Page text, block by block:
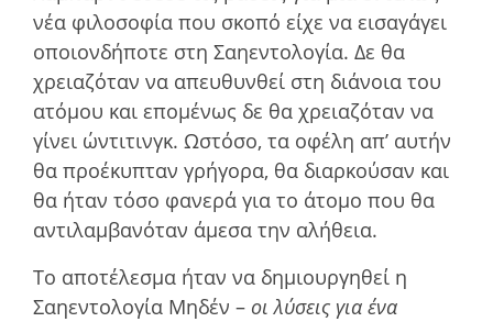
νέα φιλοσοφία που σκοπό είχε να εισαγάγει
οποιονδήποτε στη Σαηεντολογία. Δε θα
χρειαζόταν να απευθυνθεί στη διάνοια του
ατόµου και εποµένως δε θα χρειαζόταν να
γίνει ώντιτινγκ. Ωστόσο, τα οφέλη απ’ αυτήν
θα προέκυπταν γρήγορα, θα διαρκούσαν και
θα ήταν τόσο φανερά για το άτομο που θα
αντιλαμβανόταν άμεσα την αλήθεια.
Το αποτέλεσµα ήταν να δηµιουργηθεί η
Σαηεντολογία Μηδέν – οι λύσεις για ένα